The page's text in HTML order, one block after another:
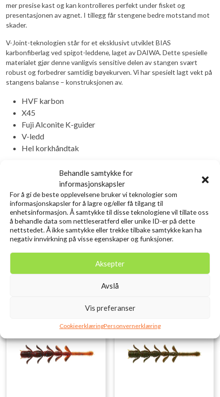
Behandle samtykke for
informasjonskapsler
For å gi de beste opplevelsene bruker vi teknologier som
informasjonskapsler for å lagre og/eller få tilgang til
enhetsinformasjon. Å samtykke til disse teknologiene vil tillate oss
å behandle data som nettleseratferd eller unike ID-er på dette
nettstedet. Å ikke samtykke eller trekke tilbake samtykke kan ha
negativ innvirkning på visse egenskaper og funksjoner.
Aksepter
Avslå
Vis preferanser
CookieerklæringPersonvernerklæring
mer presise kast og kan kontrolleres perfekt under fisket og
presentasjonen av agnet. I tillegg får stengene bedre motstand mot
skader.
V-Joint-teknologien står for et eksklusivt utviklet BIAS
karbonfiberlag ved spigot-leddene, laget av DAIWA. Dette spesielle
materialet gjør denne vanligvis sensitive delen av stangen svært
robust og forbedrer samtidig bøyekurven. Vi har spesielt lagt vekt på
stangens balanse – konstruksjonen av.
HVF karbon
X45
Fuji Alconite K-guider
V-ledd
Hel korkhåndtak
LENGDE VEKT AKSJON
CAL1104MHRB-
AS
11’/335cm 246g 20-60g Regular
CAL1204HRB-
12’/365cm 261g 30-80g
Relaterte produkter